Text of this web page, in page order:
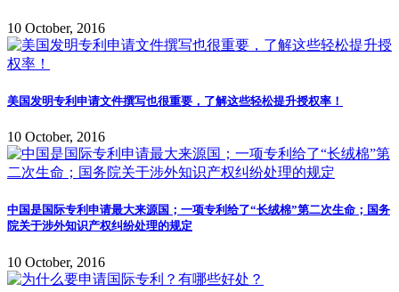
10 October, 2016
美国发明专利申请文件撰写也很重要，了解这些轻松提升授权率！
10 October, 2016
中国是国际专利申请最大来源国；一项专利给了“长绒棉”第二次生命；国务
院关于涉外知识产权纠纷处理的规定
10 October, 2016